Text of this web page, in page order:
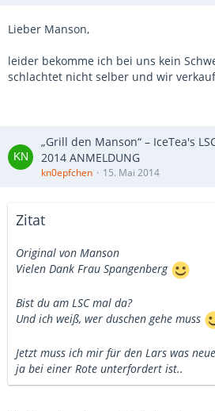
Lieber Manson,
leider bekomme ich bei uns kein
schlachtet nicht selber und wir
„Grill den Manson“ – IceTea's
2014 ANMELDUNG
kn0epfchen 15. Mai 2014
Zitat
Original von Manson
Vielen Dank Frau Spangenberg
Bist du am LSC mal da?
Und ich weiß, wer duschen gehe muss
Jetzt muss ich mir für den Lars was
ja bei einer Rote unterfordert ist..